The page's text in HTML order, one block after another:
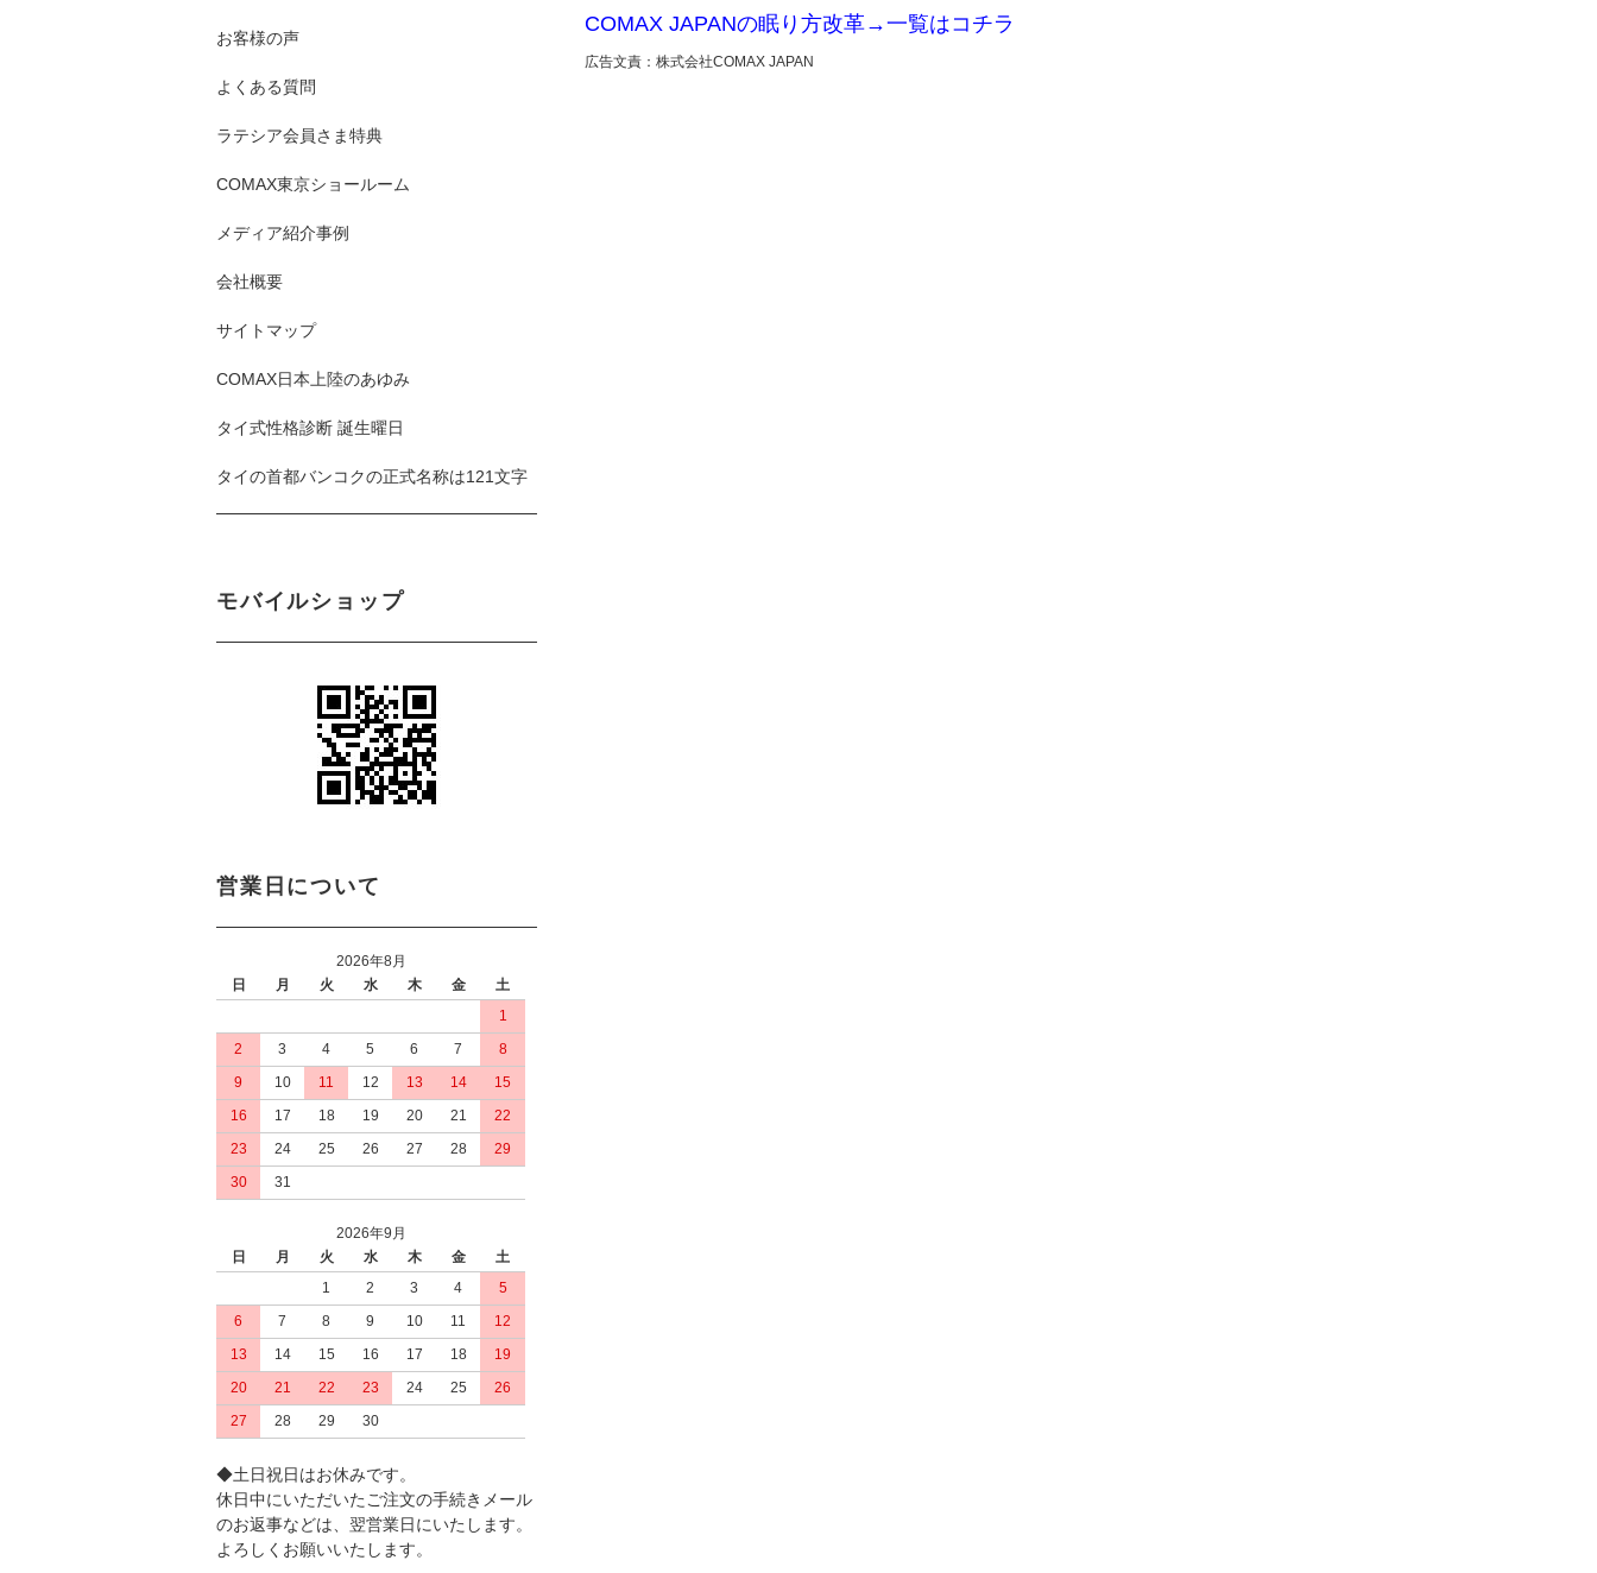
COMAX JAPANの眠り方改革→一覧はコチラ
広告文責：株式会社COMAX JAPAN
お客様の声
よくある質問
ラテシア会員さま特典
COMAX東京ショールーム
メディア紹介事例
会社概要
サイトマップ
COMAX日本上陸のあゆみ
タイ式性格診断 誕生曜日
タイの首都バンコクの正式名称は121文字
モバイルショップ
営業日について
2026年8月
日
月 火 水 木 金
土
1
2
3 4 5 6 7
8
9
10 11 12 13 14
15
16
17 18 19 20 21
22
23
24 25 26 27 28
29
30
31
2026年9月
日
月 火 水 木 金
土
1
2 3 4
5
6
7 8 9 10 11
12
13
14 15 16 17 18
19
20
21 22 23 24 25
26
27
28 29 30
◆土日祝日はお休みです。
休日中にいただいたご注文の手続きメール
のお返事などは、翌営業日にいたします。
よろしくお願いいたします。